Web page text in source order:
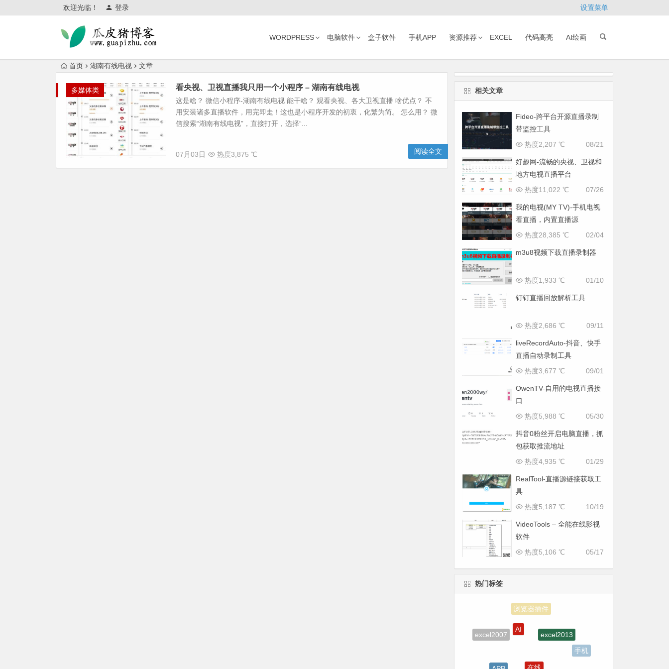
欢迎光临！ 登录 设置菜单
WORDPRESS 电脑软件 盒子软件 手机APP 资源推荐 EXCEL 代码高亮 AI绘画
首页 湖南有线电视 文章
多媒体类 看央视、卫视直播我只用一个小程序 – 湖南有线电视
这是啥？ 微信小程序-湖南有线电视 能干啥？ 观看央视、各大卫视直播 啥优点？ 不
用安装诸多直播软件，用完即走！这也是小程序开发的初衷，化繁为简。 怎么用？ 微
信搜索“湖南有线电视”，直接打开，选择“...
07月03日 热度3,875 ℃ 阅读全文
相关文章
Fideo-跨平台开源直播录制
带监控工具
08/21
热度2,207 ℃
好趣网-流畅的央视、卫视和
地方电视直播平台
07/26
热度11,022 ℃
我的电视(MY TV)-手机电视
看直播，内置直播源
02/04
热度28,385 ℃
m3u8视频下载直播录制器
01/10
热度1,933 ℃
钉钉直播回放解析工具
09/11
热度2,686 ℃
liveRecordAuto-抖音、快手
直播自动录制工具
09/01
热度3,677 ℃
OwenTV-自用的电视直播接
口
05/30
热度5,988 ℃
抖音0粉丝开启电脑直播，抓
包获取推流地址
01/29
热度4,935 ℃
RealTool-直播源链接获取工
具
10/19
热度5,187 ℃
VideoTools – 全能在线影视
软件
05/17
热度5,106 ℃
热门标签
excel2007
AI
excel2013
手机
APP